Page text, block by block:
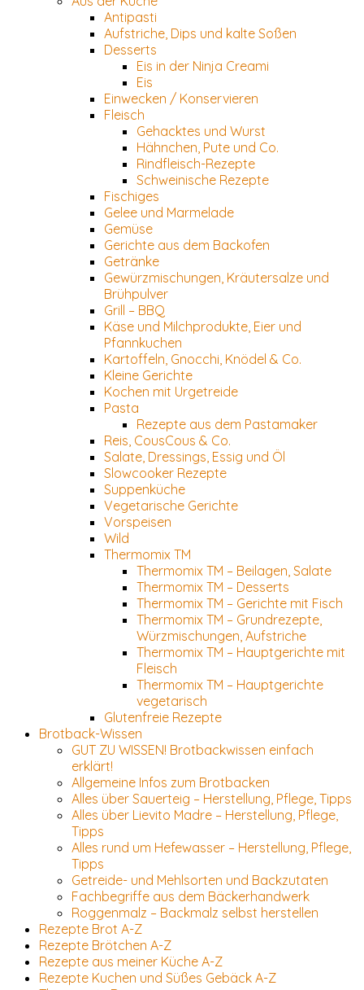
Antipasti
Aufstriche, Dips und kalte Soßen
Desserts
Eis in der Ninja Creami
Eis
Einwecken / Konservieren
Fleisch
Gehacktes und Wurst
Hähnchen, Pute und Co.
Rindfleisch-Rezepte
Schweinische Rezepte
Fischiges
Gelee und Marmelade
Gemüse
Gerichte aus dem Backofen
Getränke
Gewürzmischungen, Kräutersalze und
Brühpulver
Grill – BBQ
Käse und Milchprodukte, Eier und
Pfannkuchen
Kartoffeln, Gnocchi, Knödel & Co.
Kleine Gerichte
Kochen mit Urgetreide
Pasta
Rezepte aus dem Pastamaker
Reis, CousCous & Co.
Salate, Dressings, Essig und Öl
Slowcooker Rezepte
Suppenküche
Vegetarische Gerichte
Vorspeisen
Wild
Thermomix TM
Thermomix TM – Beilagen, Salate
Thermomix TM – Desserts
Thermomix TM – Gerichte mit Fisch
Thermomix TM – Grundrezepte,
Würzmischungen, Aufstriche
Thermomix TM – Hauptgerichte mit
Fleisch
Thermomix TM – Hauptgerichte
vegetarisch
Glutenfreie Rezepte
Brotback-Wissen
GUT ZU WISSEN! Brotbackwissen einfach
erklärt!
Allgemeine Infos zum Brotbacken
Alles über Sauerteig – Herstellung, Pflege, Tipps
Alles über Lievito Madre – Herstellung, Pflege,
Tipps
Alles rund um Hefewasser – Herstellung, Pflege,
Tipps
Getreide- und Mehlsorten und Backzutaten
Fachbegriffe aus dem Bäckerhandwerk
Roggenmalz – Backmalz selbst herstellen
Rezepte Brot A-Z
Rezepte Brötchen A-Z
Rezepte aus meiner Küche A-Z
Rezepte Kuchen und Süßes Gebäck A-Z